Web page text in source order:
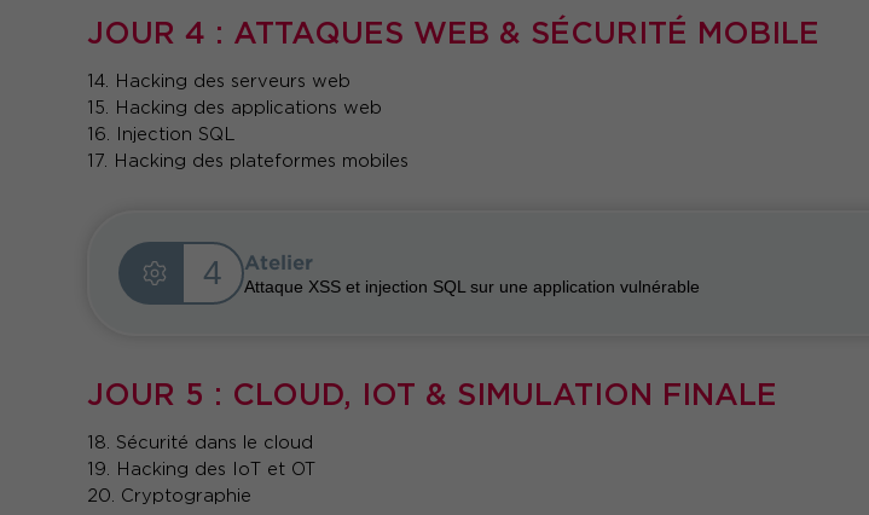
JOUR 4 : ATTAQUES WEB & SÉCURITÉ MOBILE
14. Hacking des serveurs web
15. Hacking des applications web
16. Injection SQL
17. Hacking des plateformes mobiles
4 Atelier
Attaque XSS et injection SQL sur une application vulnérable
JOUR 5 : CLOUD, IOT & SIMULATION FINALE
18. Sécurité dans le cloud
19. Hacking des IoT et OT
20. Cryptographie